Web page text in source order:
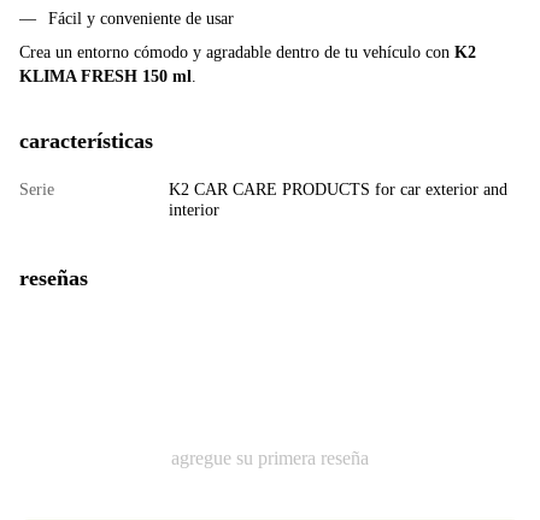
Fácil y conveniente de usar
Crea un entorno cómodo y agradable dentro de tu vehículo con K2
KLIMA FRESH 150 ml
características
Serie
K2 CAR CARE PRODUCTS for car exterior and
interior
reseñas
agregue su primera reseña